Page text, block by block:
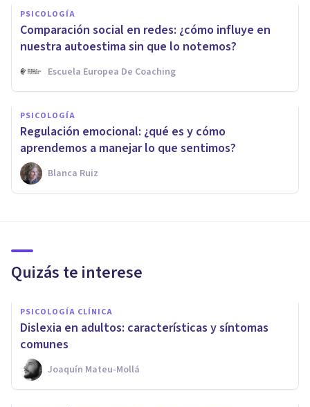
PSICOLOGÍA
Comparación social en redes: ¿cómo influye en
nuestra autoestima sin que lo notemos?
Escuela Europea De Coaching
PSICOLOGÍA
Regulación emocional: ¿qué es y cómo
aprendemos a manejar lo que sentimos?
Blanca Ruiz
Quizás te interese
PSICOLOGÍA CLÍNICA
Dislexia en adultos: características y síntomas
comunes
Joaquín Mateu-Mollá